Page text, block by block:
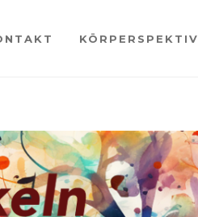
KÖRPERSPEKTIV